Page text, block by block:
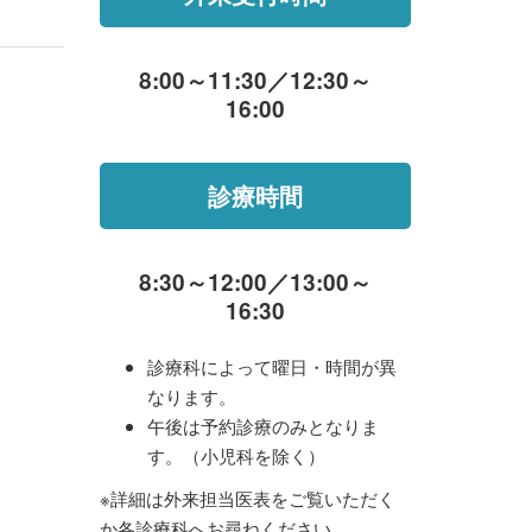
8:00～11:30／12:30～
16:00
診療時間
8:30～12:00／13:00～
16:30
診療科によって曜日・時間が異
なります。
午後は予約診療のみとなりま
す。（小児科を除く）
※詳細は外来担当医表をご覧いただく